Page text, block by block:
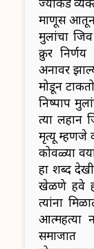
ज्याकडे
माणूस आतून
मुलांचा
क्रुर
अनावर
मोडून
निष्पाप
त्या लहान
मृत्यू म्हणजे
कोवळ्या
हा शब्द
खेळणे हवे
त्यांना
आत्महत्या
समाजात